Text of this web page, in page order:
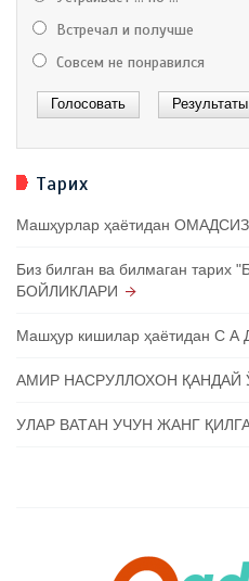
Встречал и получше
Совсем не понравился
Тарих
Машҳурлар ҳаётидан
Биз билган ва билмаган
БОЙЛИКЛАРИ
Машҳур кишилар ҳаётидан С А
АМИР НАСРУЛЛОХОН ҚАНДАЙ
УЛАР ВАТАН УЧУН ЖАНГ